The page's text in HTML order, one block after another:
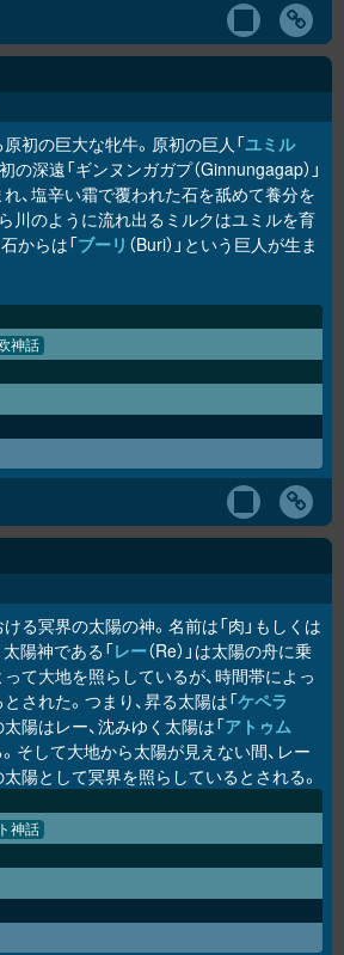
初の巨大な牝牛。原初の巨人「ユミル
の深遠「ギンヌンガガプ（Ginnungagap）」
、塩辛い霜で覆われた石を舐めて養分を
川のように流れ出るミルクはユミルを育
からは「ブーリ （Buri）」という巨人が生ま
神話
る冥界の太陽の神。名前は「肉」もしくは
太陽神である「レー（Re）」は太陽の舟に乗
て大地を照らしているが、時間帯によっ
された。つまり、昇る太陽は「ケペラ
太陽はレー、沈みゆく太陽は「アトゥム
。そして大地から太陽が見えない間、レー
陽として冥界を照らしているとされる。
神話